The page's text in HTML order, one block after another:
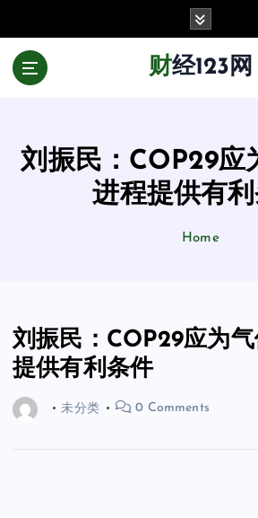
财经123网
刘振民：COP29应
进程提供有
Home
刘振民：COP29应为
提供有利条件
未分类 0 Comments